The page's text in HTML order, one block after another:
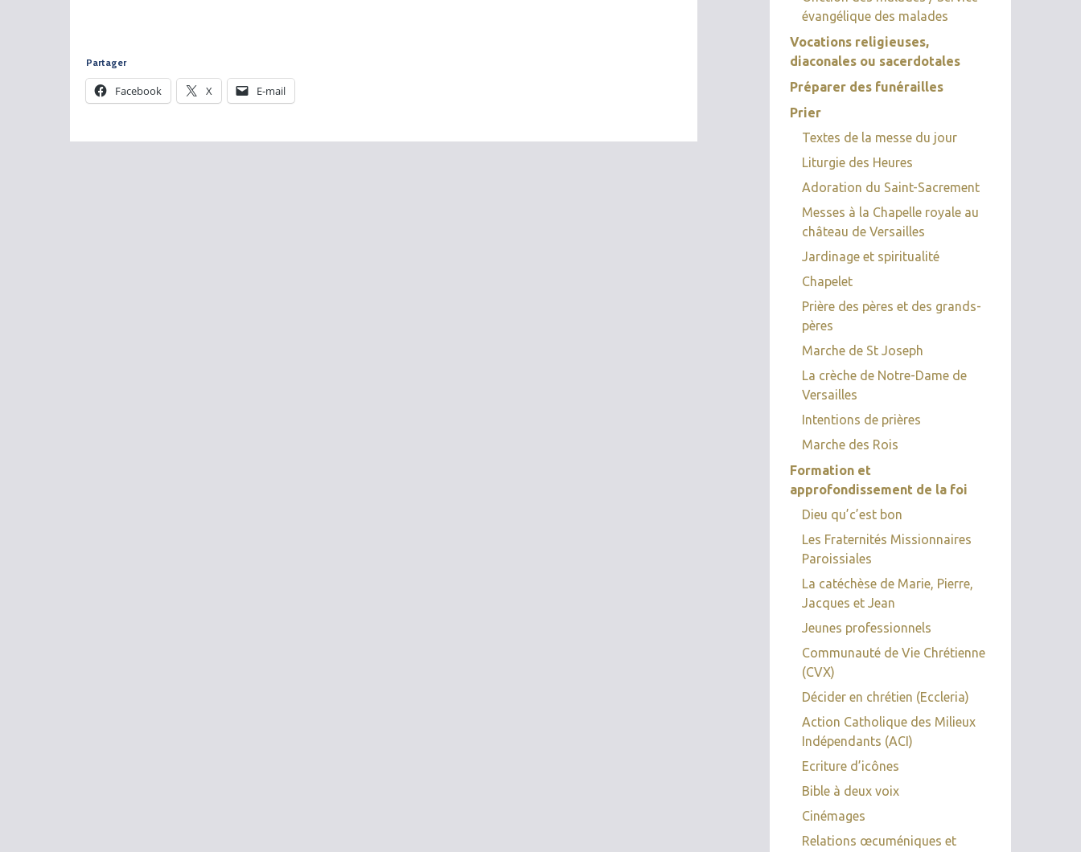
Partager
Facebook X E-mail
évangélique des malades
Vocations religieuses,
diaconales ou sacerdotales
Préparer des funérailles
Prier
Textes de la messe du jour
Liturgie des Heures
Adoration du Saint-Sacrement
Messes à la Chapelle royale au
château de Versailles
Jardinage et spiritualité
Chapelet
Prière des pères et des grands-
pères
Marche de St Joseph
La crèche de Notre-Dame de
Versailles
Intentions de prières
Marche des Rois
Formation et
approfondissement de la foi
Dieu qu’c’est bon
Les Fraternités Missionnaires
Paroissiales
La catéchèse de Marie, Pierre,
Jacques et Jean
Jeunes professionnels
Communauté de Vie Chrétienne
(CVX)
Décider en chrétien (Eccleria)
Action Catholique des Milieux
Indépendants (ACI)
Ecriture d’icônes
Bible à deux voix
Cinémages
Relations œcuméniques et